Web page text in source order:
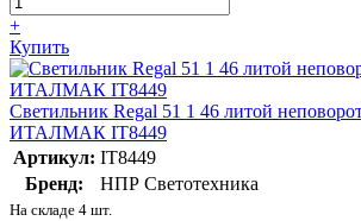
+
Купить
Светильник Regal 51 1 46 литой
ИТАЛМАК IT8449
Артикул: IT8449
Бренд:
НПР Светотехника
На складе 4 шт.